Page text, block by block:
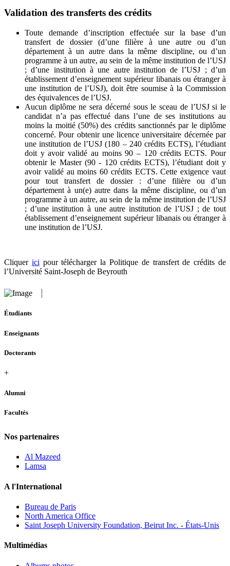
Validation des transferts des crédits
Toute demande d’inscription effectuée sur la base d’un
transfert de dossier (d’une filière à une autre ou d’un
département à un autre dans la même discipline, ou d’un
programme à un autre, au sein de la même institution de l’USJ
; d’une institution à une autre institution de l’USJ ; d’un
établissement d’enseignement supérieur libanais ou étranger à
une institution de l’USJ), doit être soumise à la Commission
des équivalences de l’USJ.
Aucun diplôme ne sera décerné sous le sceau de l’USJ si le
candidat n’a pas effectué dans l’une de ses institutions au
moins la moitié (50%) des crédits sanctionnés par le diplôme
concerné. Pour obtenir une licence universitaire décernée par
une institution de l’USJ (180 – 240 crédits ECTS), l’étudiant
doit y avoir validé au moins 90 – 120 crédits ECTS. Pour
obtenir le Master (90 - 120 crédits ECTS), l’étudiant doit y
avoir validé au moins 60 crédits ECTS. Cette exigence vaut
pour tout transfert de dossier : d’une filière ou d’un
département à un(e) autre dans la même discipline, ou d’un
programme à un autre, au sein de la même institution de l’USJ
; d’une institution à une autre institution de l’USJ ; de tout
établissement d’enseignement supérieur libanais ou étranger à
une institution de l’USJ.
Cliquer ici pour télécharger la Politique de transfert de crédits de
l’Université Saint-Joseph de Beyrouth
Étudiants
Enseignants
Doctorants
+
Alumni
Facultés
Nos partenaires
Al Mazeed
Lamsa
A l'International
Bureau de Paris
North America Office
Saint Joseph University Foundation, Beirut Inc. - États-Unis
Multimédias